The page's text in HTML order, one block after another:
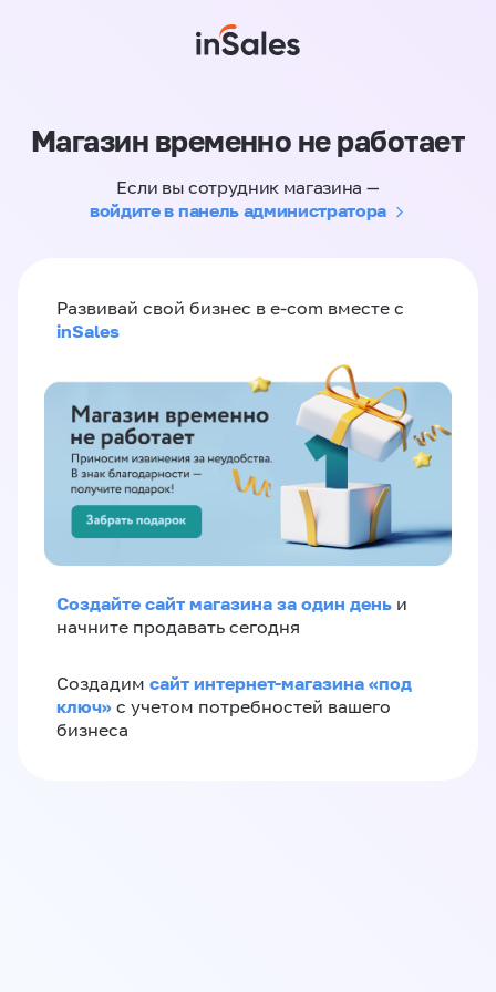
Магазин временно не работает
Если вы сотрудник магазина —
войдите в панель администратора
Развивай свой бизнес в e-com вместе с
inSales
Создайте сайт магазина за один день и
начните продавать сегодня
Создадим сайт интернет-магазина «под
ключ» с учетом потребностей вашего
бизнеса